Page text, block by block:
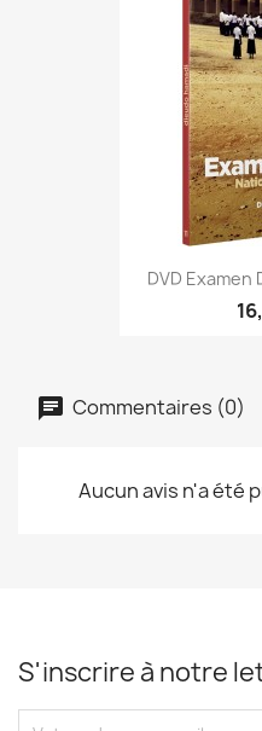
DVD Examen
Commentaires (0)
Aucun avis n'a été
S'inscrire à notre